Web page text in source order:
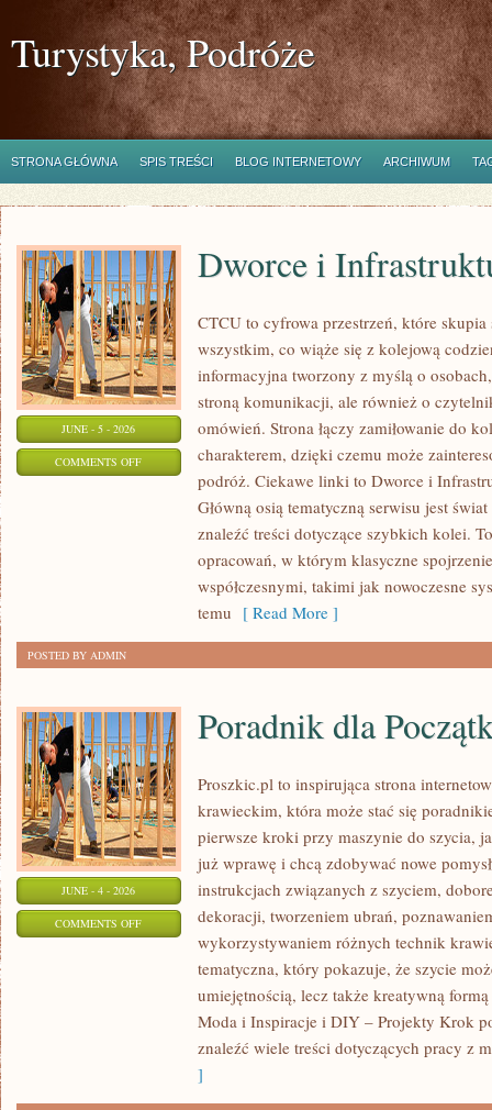
Turystyka, Podróże
STRONA GŁÓWNA SPIS TREŚCI BLOG INTERNETOWY ARCHIWUM
JUNE - 5 - 2026
COMMENTS OFFON
INFRASTRUKTURA
Dworce i
CTCU to cyfrowa przestrzeń, które skupia
wszystkim, co wiąże się z kolejową
informacyjna tworzony z myślą o
stroną komunikacji, ale również o
omówień. Strona łączy zamiłowanie do
charakterem, dzięki czemu może
podróż. Ciekawe linki to Dworce i
Główną osią tematyczną serwisu jest
znaleźć treści dotyczące szybkich kolei.
opracowań, w którym klasyczne
współczesnymi, takimi jak nowoczesne
temu [ Read More ]
POSTED BY ADMIN
JUNE - 4 - 2026
COMMENTS OFFON
POCZĄTKUJĄCYCH
Poradnik dla
Proszkic.pl to inspirująca strona
krawieckim, która może stać się
pierwsze kroki przy maszynie do szycia,
już wprawę i chcą zdobywać nowe
instrukcjach związanych z szyciem,
dekoracji, tworzeniem ubrań,
wykorzystywaniem różnych technik
tematyczna, który pokazuje, że szycie
umiejętnością, lecz także kreatywną
Moda i Inspiracje i DIY – Projekty Krok
znaleźć wiele treści dotyczących pracy z
]